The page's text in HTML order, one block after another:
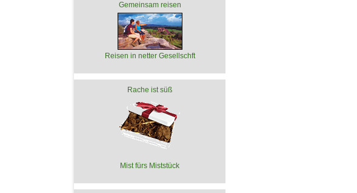
Gemeinsam reisen
Reisen in netter Gesellschft
Rache ist süß
Mist fürs Miststück